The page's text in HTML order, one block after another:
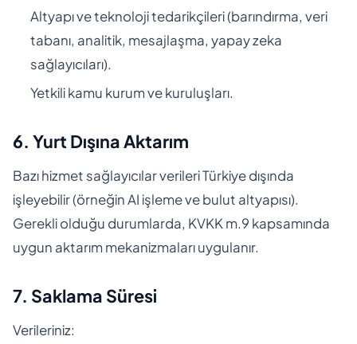
Altyapı ve teknoloji tedarikçileri (barındırma, veri
tabanı, analitik, mesajlaşma, yapay zeka
sağlayıcıları).
Yetkili kamu kurum ve kuruluşları.
6. Yurt Dışına Aktarım
Bazı hizmet sağlayıcılar verileri Türkiye dışında
işleyebilir (örneğin AI işleme ve bulut altyapısı).
Gerekli olduğu durumlarda, KVKK m.9 kapsamında
uygun aktarım mekanizmaları uygulanır.
7. Saklama Süresi
Verileriniz: